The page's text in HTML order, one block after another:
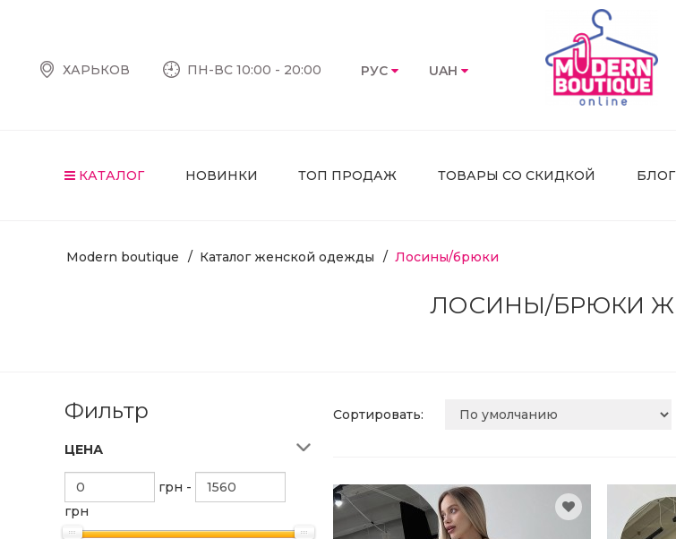
ХАРЬКОВ ПН-ВС 10:00 - 20:00 РУС UAH
КАТАЛОГ НОВИНКИ ТОП ПРОДАЖ ТОВАРЫ СО СКИДКОЙ БЛОГ
Modern boutique Каталог женской одежды Лосины/брюки
ЛОСИНЫ/БРЮКИ
Фильтр
ЦЕНА
грн -
грн
Сортировать: